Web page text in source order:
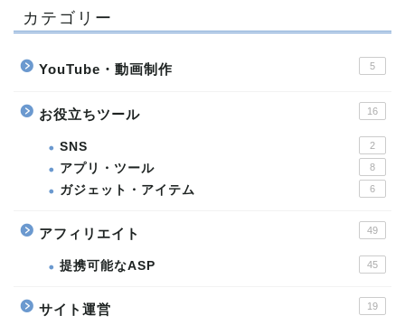
カテゴリー
YouTube・動画制作 5
お役立ちツール 16
SNS 2
アプリ・ツール 8
ガジェット・アイテム 6
アフィリエイト 49
提携可能なASP 45
サイト運営 19